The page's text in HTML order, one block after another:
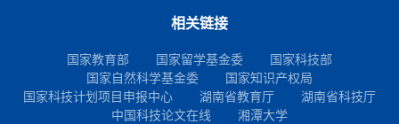
相关链接
国家教育部 国家留学基金委
国家科技部
国家自然科学基金委
国家知识产权局
国家科技计划项目申报中心
湖南省教育厅
湖南省科技厅
中国科技论文在线
湘潭大学